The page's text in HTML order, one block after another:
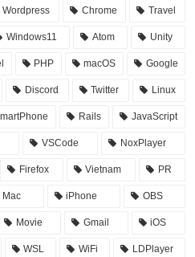
Wordpress Chrome Travel
Windows11 Atom Unity
PHP macOS Google
Discord Twitter Linux
Rails JavaScript
VSCode NoxPlayer
Firefox Vietnam PR
Mac iPhone OBS
Movie Gmail iOS
WSL WiFi LDPlayer